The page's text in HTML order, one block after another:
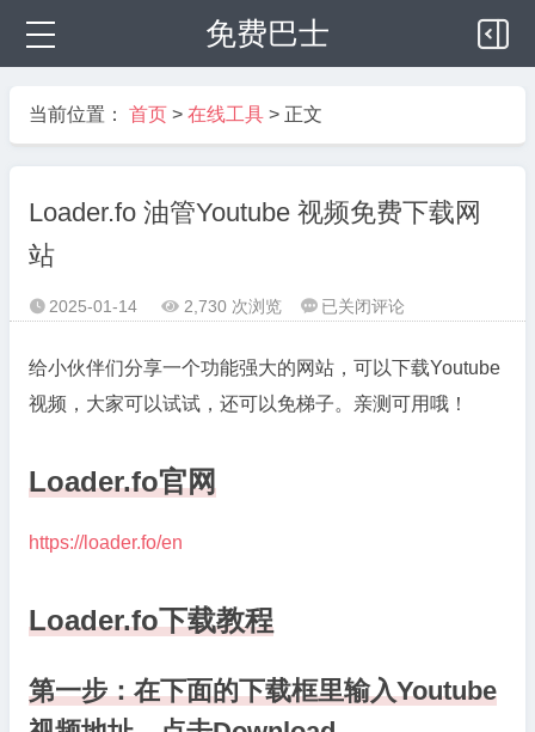
免费巴士
当前位置： 首页 > 在线工具 > 正文
Loader.fo 油管Youtube 视频免费下载网
站
 2025-01-14  2,730 次浏览  Loader.fo
管
Youtube
已关闭评论
给小伙伴们分享一个功能强大的网站，可以下载Youtube
视频，大家可以试试，还可以免梯子。亲测可用哦！
Loader.fo官网
https://loader.fo/en
Loader.fo下载教程
第一步：在下面的下载框里输入Youtube